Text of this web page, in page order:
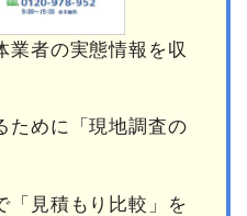
業者の実態情報を収
ために「現地調査の
「見積もり比較」を